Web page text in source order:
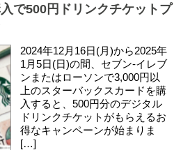
で500円ドリンクチケットプ
2024年12月16日(月)から2025年
1月5日(日)の間、セブン‐イレブ
ンまたはローソンで3,000円以
上のスターバックスカードを購
入すると、500円分のデジタル
ドリンクチケットがもらえるお
得なキャンペーンが始まりま
[…]